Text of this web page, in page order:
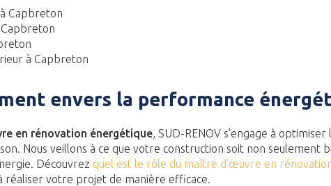
Capbreton
Capbreton
à Capbreton
envers la performance
en rénovation énergétique, SUD-RENOV s'engage à
Nous veillons à ce que votre construction soit non seulement
Découvrez quel est le rôle du maître d’œuvre en
réaliser votre projet de manière efficace.